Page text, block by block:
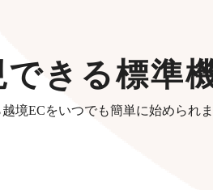
きる標準
境ECをいつでも簡単に始められま